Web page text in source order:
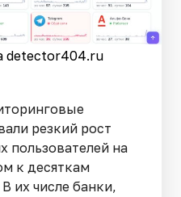
detector404.ru
резкий рост
пользователей на
к десяткам
их числе банки,